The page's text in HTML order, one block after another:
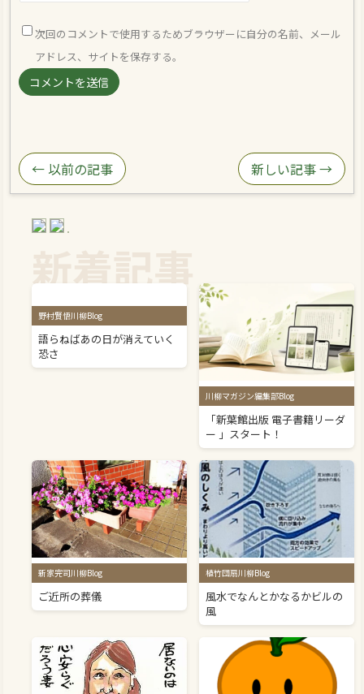
次回のコメントで使用するためブラウザーに自分の名前、メール
アドレス、サイトを保存する。
← 以前の記事 新しい記事 →
新着記事
野村賢悟川柳Blog
語らねばあの日が消えていく
恐さ
川柳マガジン編集部Blog
「新葉館出版 電子書籍リーダ
ー 」スタート！
新家完司川柳Blog
ご近所の葬儀
植竹団扇川柳Blog
風水でなんとかなるかビルの
風